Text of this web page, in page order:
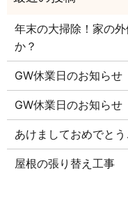
年末の大掃除！家の
か？
GW休業日のお知らせ
GW休業日のお知らせ
あけましておめでとう
屋根の張り替え工事